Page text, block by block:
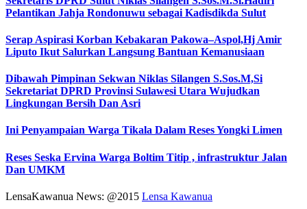
Pelantikan Jahja Rondonuwu sebagai Kadisdikda Sulut
Serap Aspirasi Korban Kebakaran Pakowa–Aspol,Hj Amir
Liputo Ikut Salurkan Langsung Bantuan Kemanusiaan
Dibawah Pimpinan Sekwan Niklas Silangen S.Sos.M,Si
Sekretariat DPRD Provinsi Sulawesi Utara Wujudkan
Lingkungan Bersih Dan Asri
Ini Penyampaian Warga Tikala Dalam Reses Yongki Limen
Reses Seska Ervina Warga Boltim Titip , infrastruktur Jalan
Dan UMKM
LensaKawanua News: @2015 Lensa Kawanua